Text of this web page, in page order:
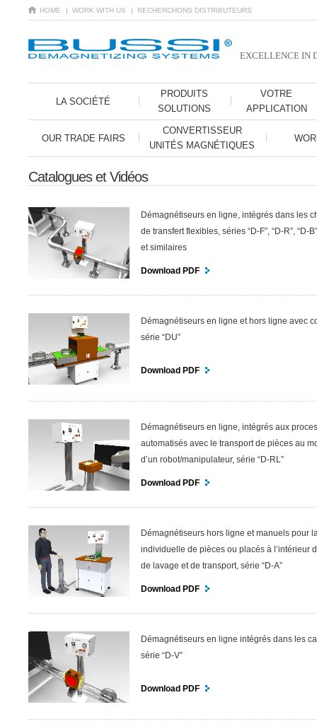
EXCELLENCE IN
LA SOCIÉTÉ
PRODUITS
SOLUTIONS
VOTRE
APPLICATION
OUR TRADE FAIRS
CONVERTISSEUR
UNITÉS MAGNÉTIQUES
HOME | RECHERCHONS DISTRIBUTEURS
| WORK WITH US
Catalogues et Vidéos
Démagnétiseurs en ligne, intégrés dans les
de transfert flexibles, séries “D-F”, “D-R”, “D-B”
et similaires
Download PDF
Démagnétiseurs en ligne et hors ligne avec
série “DU”
Download PDF
Démagnétiseurs en ligne, intégrés aux
automatisés avec le transport de pièces au
d’un robot/manipulateur, série “D-RL”
Download PDF
Démagnétiseurs hors ligne et manuels pour
individuelle de pièces ou placés à l’intérieur
de lavage et de transport, série “D-A”
Download PDF
Démagnétiseurs en ligne intégrés dans les
série “D-V”
Download PDF